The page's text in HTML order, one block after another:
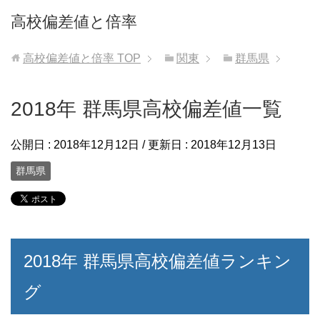
高校偏差値と倍率
高校偏差値と倍率 TOP 関東 群馬県
2018年 群馬県高校偏差値一覧
公開日 : 2018年12月12日 / 更新日 : 2018年12月13日
群馬県
2018年 群馬県高校偏差値ランキン
グ